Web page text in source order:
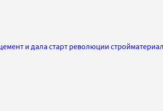
и дала старт революции